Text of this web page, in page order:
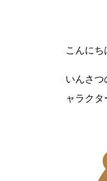
こんにち
いんさつ
ャラクタ